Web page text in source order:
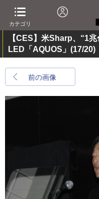
カテゴリ
【CES】米Sharp、“1
LED「AQUOS」 (17/20)
前の画像